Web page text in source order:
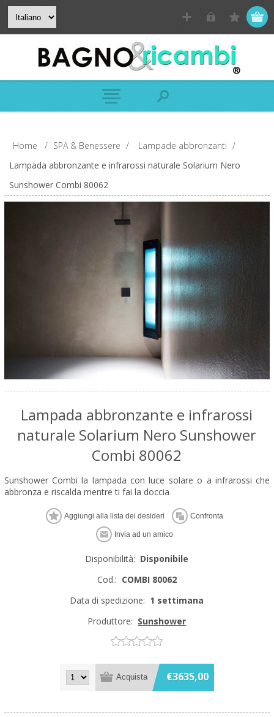
Home / SPA & Benessere / Lampade abbronzanti /
Lampada abbronzante e infrarossi naturale Solarium Nero
Sunshower Combi 80062
Lampada abbronzante e infrarossi
naturale Solarium Nero Sunshower
Combi 80062
Sunshower Combi la lampada con luce solare o a infrarossi che
abbronza e riscalda mentre ti fai la doccia
Disponibilità: Disponibile
Cod.: COMBI 80062
Data di spedizione: 1 settimana
Produttore: Sunshower
€3635,00